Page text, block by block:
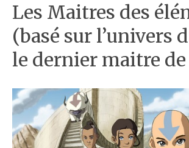
Les Maitres des
(basé sur l’univers
le dernier maitre de